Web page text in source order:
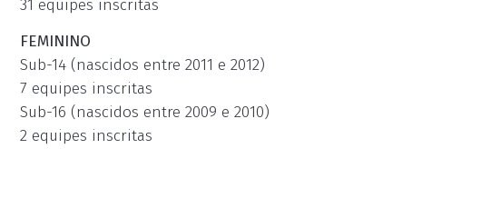
31 equipes inscritas
FEMININO
Sub-14 (nascidos entre 2011 e 2012)
7 equipes inscritas
Sub-16 (nascidos entre 2009 e 2010)
2 equipes inscritas